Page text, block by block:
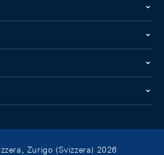
Zurigo (Svizzera) 2026